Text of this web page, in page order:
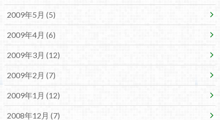
2009年5月 (5)
2009年4月 (6)
2009年3月 (12)
2009年2月 (7)
2009年1月 (12)
2008年12月 (7)